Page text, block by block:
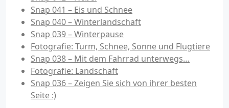
Snap 041 – Eis und Schnee
Snap 040 – Winterlandschaft
Snap 039 – Winterpause
Fotografie: Turm, Schnee, Sonne und Flugtiere
Snap 038 – Mit dem Fahrrad unterwegs…
Fotografie: Landschaft
Snap 036 – Zeigen Sie sich von ihrer besten
Seite :)